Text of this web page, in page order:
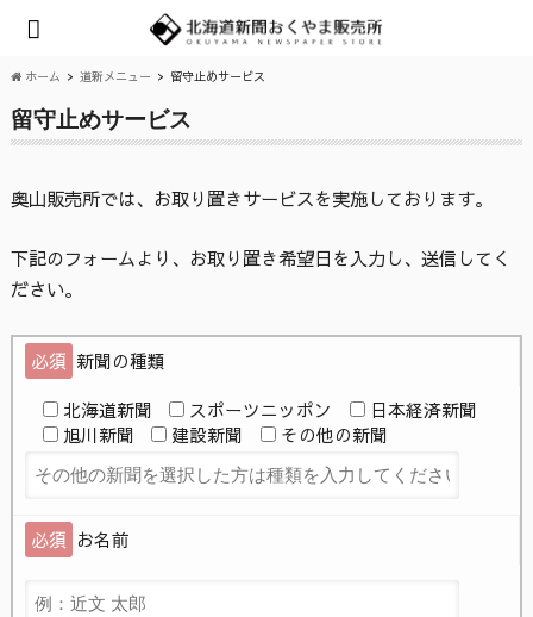
ホーム 道新メニュー 留守止めサービス
留守止めサービス
奥山販売所では、お取り置きサービスを実施しております。
下記のフォームより、お取り置き希望日を入力し、送信してく
ださい。
必須 新聞の種類
北海道新聞 スポーツニッポン
日本経済新聞
旭川新聞
建設新聞 その他の新聞
必須 お名前